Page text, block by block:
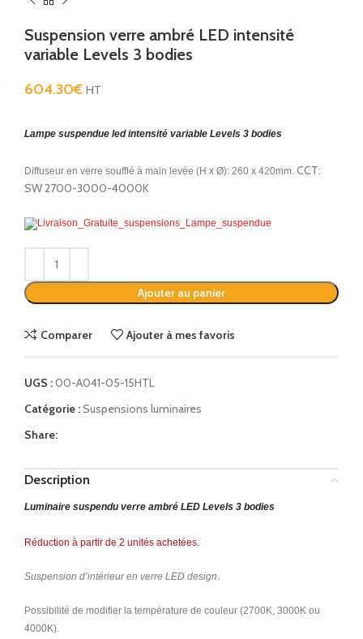
Suspension verre ambré LED intensité
variable Levels 3 bodies
604.30€ HT
Lampe suspendue led intensité variable Levels 3 bodies
Diffuseur en verre soufflé à main levée (H x Ø): 260 x 420mm. CCT:
SW 2700-3000-4000K
Ajouter au panier
Comparer Ajouter à mes favoris
UGS :00-A041-05-15HTL
Catégorie :Suspensions luminaires
Share:
Description
Luminaire suspendu verre ambré LED Levels 3 bodies
Réduction à partir de 2 unités achetées.
Suspension d’intérieur en verre LED design.
Possibilité de modifier la température de couleur (2700K, 3000K ou
4000K).